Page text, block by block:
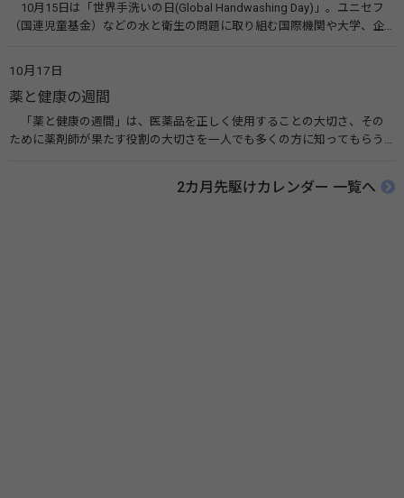
10月15日は「世界手洗いの日(Global Handwashing Day)」。ユニセフ
（国連児童基金）などの水と衛生の問題に取り組む国際機関や大学、企
10月17日
薬と健康の週間
「薬と健康の週間」は、医薬品を正しく使用することの大切さ、その
ために薬剤師が果たす役割の大切さを一人でも多くの方に知ってもらう
伝えたい！薬との付き合い方」（保健指導リソースガイド）
2カ月先駆けカレンダー 一覧へ